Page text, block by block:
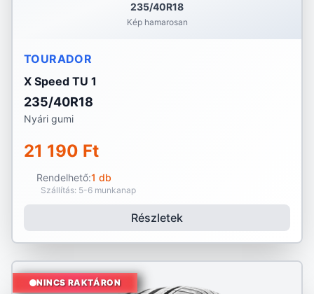
235/40R18
Kép hamarosan
TOURADOR
X Speed TU 1
235/40R18
Nyári gumi
21 190 Ft
Rendelhető:1 db
Szállítás: 5-6 munkanap
Részletek
NINCS RAKTÁRON